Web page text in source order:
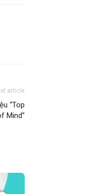
article
“Top
Mind”